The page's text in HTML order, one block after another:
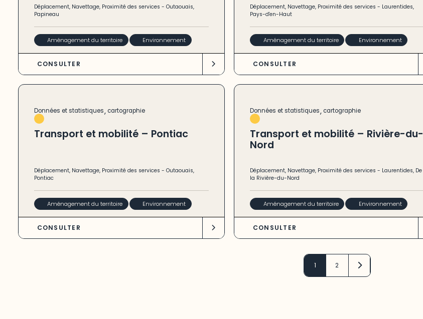
Déplacement, Navettage, Proximité des services - Outaouais,
Papineau
Aménagement du territoire Environnement
CONSULTER
Déplacement, Navettage, Proximité des services - Laurentides,
Pays-d'en-Haut
Aménagement du territoire Environnement
CONSULTER
Données et statistiques, cartographie
Transport et mobilité – Pontiac
Déplacement, Navettage, Proximité des services - Outaouais,
Pontiac
Aménagement du territoire Environnement
CONSULTER
Données et statistiques, cartographie
Transport et mobilité – Rivière-du-
Nord
Déplacement, Navettage, Proximité des services - Laurentides, De
la Rivière-du-Nord
Aménagement du territoire Environnement
CONSULTER
1 2